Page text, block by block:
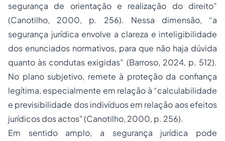
segurança de orientação e realização do direito”
(Canotilho, 2000, p. 256). Nessa dimensão, “a
segurança jurídica envolve a clareza e inteligibilidade
dos enunciados normativos, para que não haja dúvida
quanto às condutas exigidas” (Barroso, 2024, p. 512).
No plano subjetivo, remete à proteção da confiança
legítima, especialmente em relação à “calculabilidade
e previsibilidade dos indivíduos em relação aos efeitos
jurídicos dos actos" (Canotilho, 2000, p. 256).
Em sentido amplo, a segurança jurídica pode